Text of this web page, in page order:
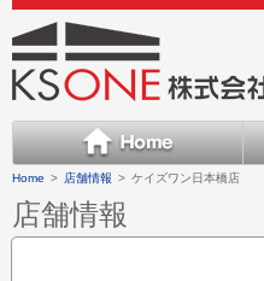
Home > 店舗情報 > ケイズワン日本橋店
店舗情報